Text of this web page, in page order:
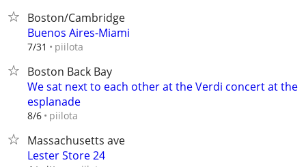
Boston/Cambridge
Buenos Aires-Miami
7/31 piilota
Boston Back Bay
We sat next to each other at the Verdi concert at the
esplanade
8/6 piilota
Massachusetts ave
Lester Store 24